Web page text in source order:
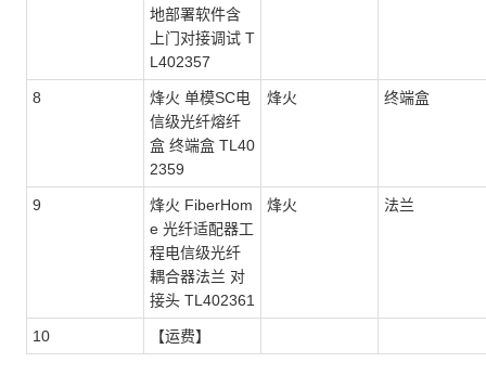
地部署软件含
上门对接调试 T
L402357
8
烽火 单模SC电
信级光纤熔纤
盒 终端盒 TL40
2359
烽火 终端盒
9
烽火 FiberHom
e 光纤适配器工
程电信级光纤
耦合器法兰 对
接头 TL402361
烽火 法兰
10 【运费】